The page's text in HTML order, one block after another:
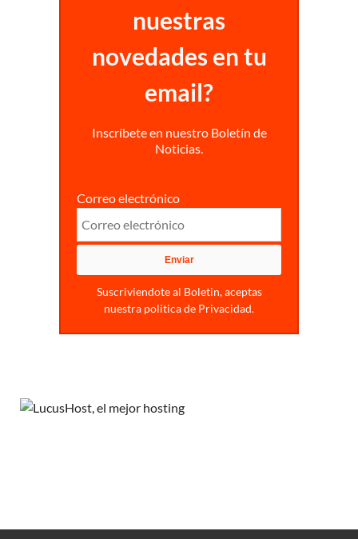
nuestras
novedades en tu
email?
Inscríbete en nuestro Boletín de
Noticias.
Correo electrónico
Suscriviendote al Boletin, aceptas
nuestra politica de Privacidad.